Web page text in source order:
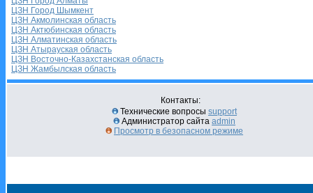
ЦЗН Город Шымкент
ЦЗН Акмолинская область
ЦЗН Актюбинская область
ЦЗН Алматинская область
ЦЗН Атырауская область
ЦЗН Восточно-Казахстанская область
ЦЗН Жамбылская область
Контакты:
Технические вопросы support
Администратор сайта admin
Просмотр в безопасном режиме